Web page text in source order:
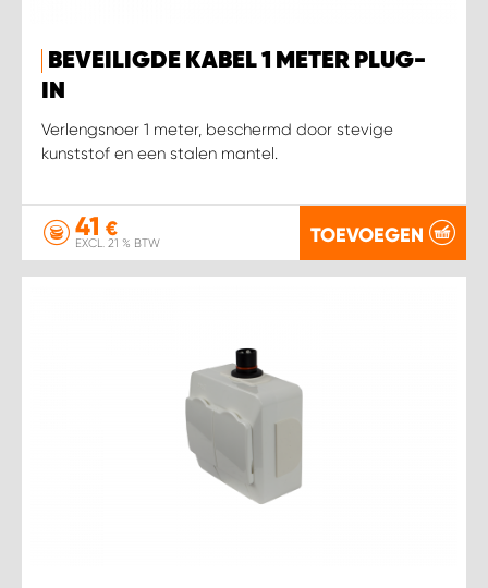
BEVEILIGDE KABEL 1 METER PLUG-
IN
Verlengsnoer 1 meter, beschermd door stevige
kunststof en een stalen mantel.
41 €
EXCL. 21 % BTW TOEVOEGEN
WORK SYSTEM SIMPELVELD
WORK SYSTEM ZIERIKZEE